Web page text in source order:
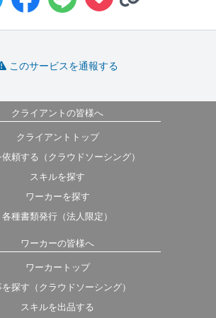
このサービスを通報する
クライアントの皆様へ
クライアントトップ
頼する（クラウドソーシング）
スキルを探す
ワーカーを探す
各種書類発行（法人限定）
ワーカーの皆様へ
ワーカートップ
探す（クラウドソーシング）
スキルを出品する